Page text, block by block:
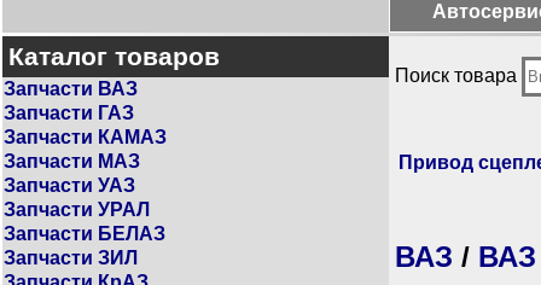
Каталог товаров
Запчасти ВАЗ
Запчасти ГАЗ
Запчасти КАМАЗ
Запчасти МАЗ
Запчасти УАЗ
Запчасти УРАЛ
Запчасти БЕЛАЗ
Запчасти ЗИЛ
Поиск товара
Привод
ВАЗ / ВАЗ